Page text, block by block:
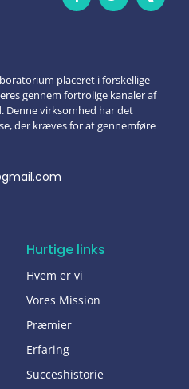
placeret i forskellige
gennem fortrolige kanaler af
Denne virksomhed har det
der kræves for at gennemføre
Hurtige links
Hvem er vi
Vores Mission
Præmier
Erfaring
Succeshistorie